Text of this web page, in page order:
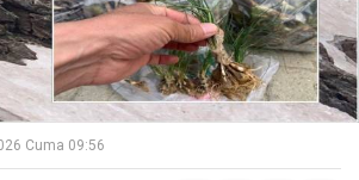
Cuma 09:56